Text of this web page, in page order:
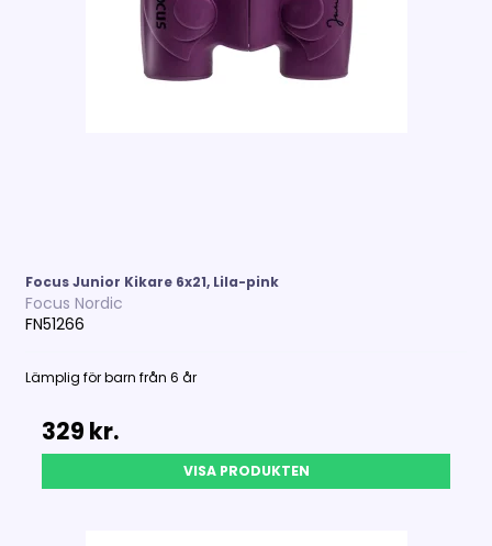
Focus Junior Kikare 6x21, Lila-pink
Focus Nordic
FN51266
Lämplig för barn från 6 år
329 kr.
VISA PRODUKTEN